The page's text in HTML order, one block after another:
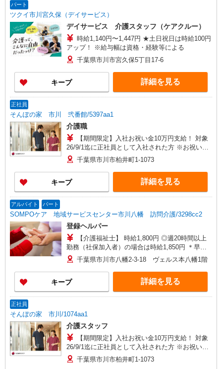
パート
ツクイ市川宮久保（デイサービス）
デイサービス 介護スタッフ（ケアクルー）
時給1,140円〜1,447円 ★土日祝日は時給100円
アップ！ ※給与幅は資格・経験等による
千葉県市川市宮久保5丁目17-6
キープ 詳細を見る
正社員
そんぽの家 市川 弐番館/5397aa1
介護職
【期間限定】入社お祝い金10万円支給！ 対象
26/9/1迄に正社員として入社された方 ※お祝い金
は入社後3か月目の給与で支給、その他詳細は面接
時にご案内します 【介護福祉士】月給285,800円
／年収例384万円〜 【実務者研修】月給256,000円
／年収例345万円〜 【初任者研修・無資格】月給
247,200円／年収例334万円〜 ※職務手当、働きが
（月平均5回分）等、毎月平均的に支払われる手当
を含む ※介護福祉士のみ、特別職務手当も含む ◎
残業時は別途時間外手当支給（超過1分〜） ◎賞
与 基本給2.08ヶ月分/年支給
千葉県市川市柏井町1-1073
キープ 詳細を見る
アルバイト パート
SOMPOケア 地域サービスセンター市川八幡 訪問介護/3298cc2
登録ヘルパー
【介護福祉士】 時給1,800円 ◎週20時間以上
勤務（社保加入者）の場合は時給1,850円 ＊早朝
夜間（〜8:00、18:00〜）：時給2,250円〜 ＊日曜
祝日：時給2,100円〜 【実務者研修・初任者研修
（ヘルパー1級・2級）】 時給1,720円 ◎週20時間
以上勤務（社保加入者）の場合は時給1,770円 ＊
早朝夜間（〜8:00、18:00〜）：時給2,150円〜 ＊
が同時給 ◎キャンセル手当：職務時給の60％支給
千葉県市川市八幡2-3-18 ヴェルス本八幡1階
キープ 詳細を見る
正社員
そんぽの家 市川/1074aa1
介護スタッフ
【期間限定】入社お祝い金10万円支給！ 対象
26/9/1迄に正社員として入社された方 ※お祝い金
は入社後3か月目の給与で支給、その他詳細は面接
時にご案内します 【介護福祉士】月給285,800円
千葉県市川市柏井町1-1073